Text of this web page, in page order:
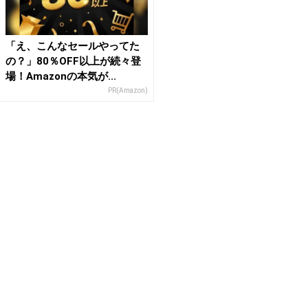
「え、こんなセールやってた
の？」80％OFF以上が続々登
場！Amazonの本気が...
PR(Amazon)